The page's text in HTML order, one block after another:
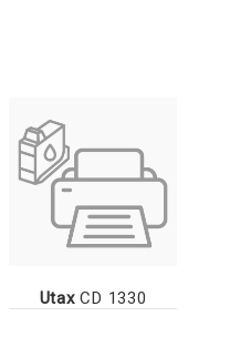
UtaxCD 1330